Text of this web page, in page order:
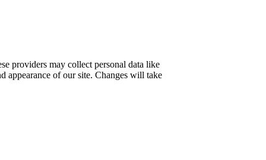
providers may collect personal data like
appearance of our site. Changes will take